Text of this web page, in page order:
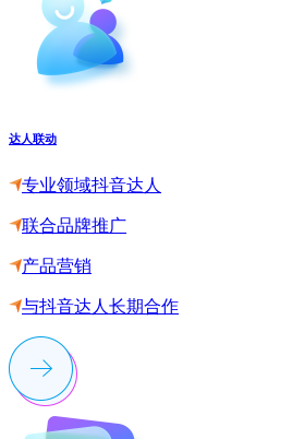
达人联动
专业领域抖音达人
联合品牌推广
产品营销
与抖音达人长期合作